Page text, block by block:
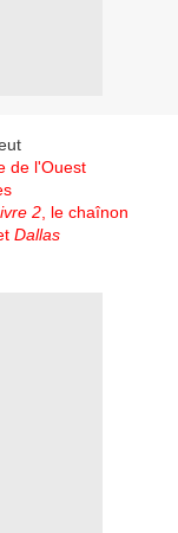
de l'Ouest
2 , le chaînon
Dallas